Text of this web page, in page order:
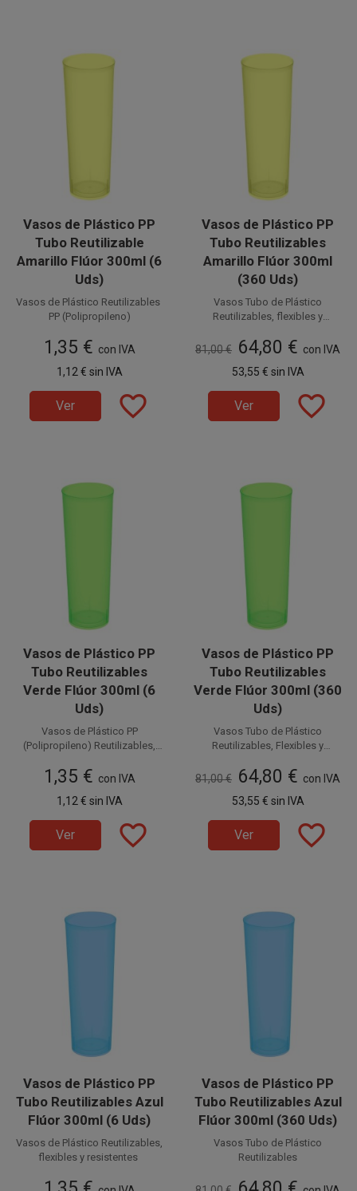
Vasos de Plástico PP
Tubo Reutilizable
Amarillo Flúor 300ml (6
Uds)
Vasos de Plástico Reutilizables
PP (Polipropileno)
Inyectado, flexible y resistente
con forma de Tubo color
Amarillo Flúor y capacidad para
Reutilizables de Plástico son
ideales para cubatas, cervezas,
combinados, etc.
Disponible a la venta en
1,35 € con IVA
1,12 € sin IVA
Ver favorite_border
Vasos de Plástico PP
Tubo Reutilizables
Amarillo Flúor 300ml
(360 Uds)
Vasos Tubo de Plástico
Reutilizables, flexibles y
color Amarillo Flúor con
capacidad para 300 cc. Estos
Vasos Reutilizables de Plástico
cubatas, cervezas,
combinados, etc.
de 360 unidades, distribuidas
en 60 paquetes de 6 unidades.
81,00 € 64,80 € con IVA
53,55 € sin IVA
Ver favorite_border
Vasos de Plástico PP
Tubo Reutilizables
Verde Flúor 300ml (6
Uds)
Vasos de Plástico PP
(Polipropileno) Reutilizables,
forma de Tubo y color Verde
Flúor con capacidad para 300
cc. Estos Vasos Reutilizables
de Plástico inyectado son
ideales para cubatas, cervezas,
combinados, etc.
paquetes de 6 unidades.
1,35 € con IVA
1,12 € sin IVA
Ver favorite_border
Vasos de Plástico PP
Tubo Reutilizables
Verde Flúor 300ml (360
Uds)
Vasos Tubo de Plástico
Reutilizables, Flexibles y
color Verde Flúor con
capacidad para 300 cc. Estos
inyectado son ideales para
cubatas, cervezas,
combinados, etc.
de 360 unidades, distribuidas
en 60 paquetes de 6 unidades.
81,00 € 64,80 € con IVA
53,55 € sin IVA
Ver favorite_border
Vasos de Plástico PP
Tubo Reutilizables Azul
Flúor 300ml (6 Uds)
Vasos de Plástico Reutilizables,
flexibles y resistentes
Vasos de Plástico PP
Tubo Reutilizables Azul
Flúor 300ml (360 Uds)
Vasos Tubo de Plástico
Reutilizables